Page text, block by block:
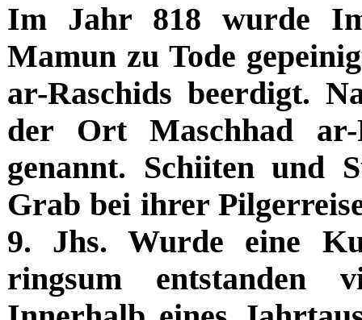
Im Jahr 818 wurde
Mamun zu Tode
ar-Raschids beerdigt.
der Ort Maschhad
genannt. Schiiten und
Grab bei ihrer
9. Jhs. Wurde eine
ringsum entstanden